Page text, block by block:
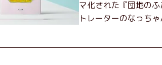
マ化された『団地の
トレーターのなっち